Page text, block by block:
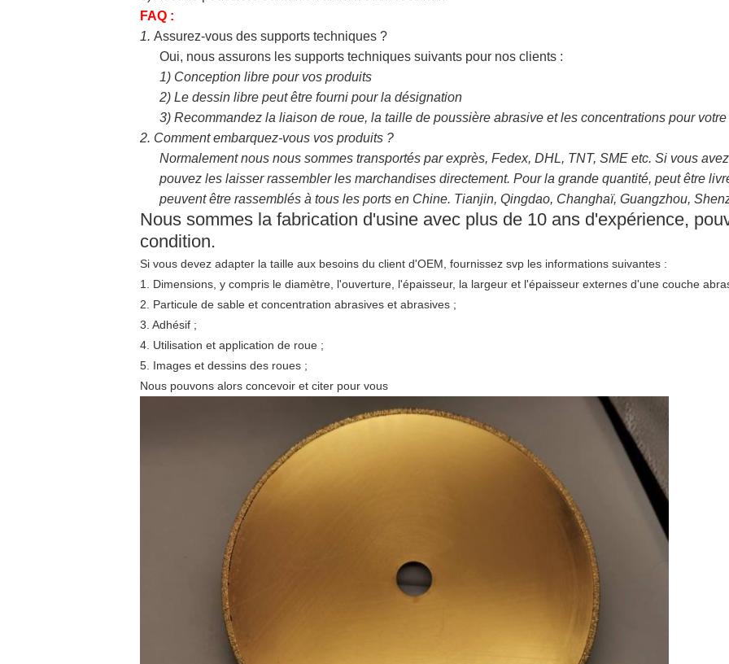
FAQ :
1. Assurez-vous des supports techniques ?
Oui, nous assurons les supports techniques suivants pour nos clients :
1) Conception libre pour vos produits
2) Le dessin libre peut être fourni pour la désignation
3) Recommandez la liaison de roue, la taille de poussière abrasive et les concentrations pour
2. Comment embarquez-vous vos produits ?
Normalement nous nous sommes transportés par exprès, Fedex, DHL, TNT, SME etc. Si vous
pouvez les laisser rassembler les marchandises directement. Pour la grande quantité, peut être
peuvent être rassemblés à tous les ports en Chine. Tianjin, Qingdao, Changhaï, Guangzhou,
Nous sommes la fabrication d'usine avec plus de 10 ans d'expérience,
condition.
Si vous devez adapter la taille aux besoins du client d'OEM, fournissez svp les informations suivantes :
1. Dimensions, y compris le diamètre, l'ouverture, l'épaisseur, la largeur et l'épaisseur externes d'une couche
2. Particule de sable et concentration abrasives et abrasives ;
3. Adhésif ;
4. Utilisation et application de roue ;
5. Images et dessins des roues ;
Nous pouvons alors concevoir et citer pour vous